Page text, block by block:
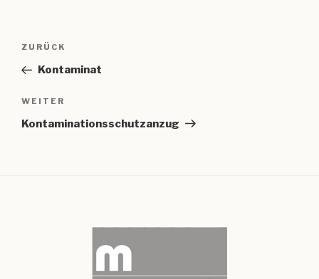
Beitragsnavigation
Vorheriger
Beitrag
ZURÜCK
Kontaminat
Nächster
Beitrag
WEITER
Kontaminationsschutzanzug